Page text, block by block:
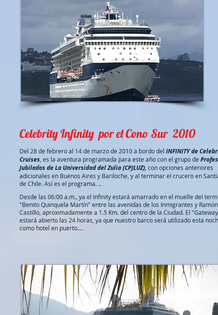
Celebrity Infinity por el Cono Sur 2010
Del 28 de febrero al 14 de marzo de 2010 a bordo del INFINITY de
Cruises , es la aventura programada para este año con el grupo de
Jubilados de La Universidad del Zulia (CPJLUZ), con opciones anteriores
adicionales en Buenos Aires y Bariloche, y al terminar el crucero en
de Chile. Así es el programa. ..
Desde las 06:00 a.m., ya el Infinity estará amarrado en el muelle del
"Benito Quinquela Martín" entre las avenidas de los Inmigrantes y Ramón
Castillo, aproximadamente a 1.5 Km. del centro de la Ciudad. El
estará abierto las 24 horas, ya que nuestro barco será utilizado esta
como hotel en puerto....